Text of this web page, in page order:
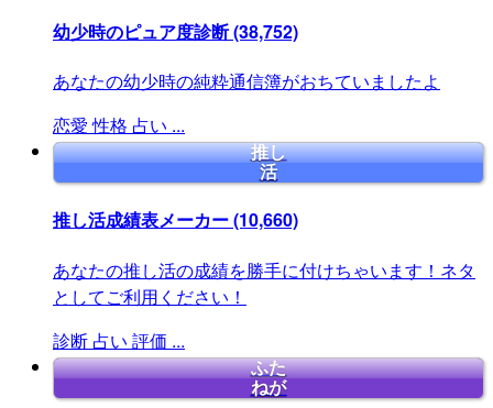
幼少時のピュア度診断(38,752)
あなたの幼少時の純粋通信簿がおちていましたよ
恋愛 性格 占い ...
推し
活
推し活成績表メーカー(10,660)
あなたの推し活の成績を勝手に付けちゃいます！ネタ
としてご利用ください！
診断 占い 評価 ...
ふた
ねが